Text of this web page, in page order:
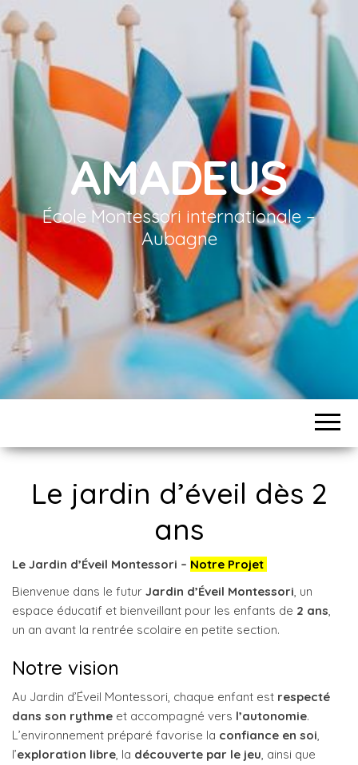
AMADEUS
École Montessori internationale –
Aubagne
Le jardin d’éveil dès 2
ans
Le Jardin d’Éveil Montessori – Notre Projet
Bienvenue dans le futur Jardin d’Éveil Montessori, un
espace éducatif et bienveillant pour les enfants de 2 ans,
un an avant la rentrée scolaire en petite section.
Notre vision
Au Jardin d’Éveil Montessori, chaque enfant est respecté
dans son rythme et accompagné vers l’autonomie.
L’environnement préparé favorise la confiance en soi,
l’exploration libre, la découverte par le jeu, ainsi que